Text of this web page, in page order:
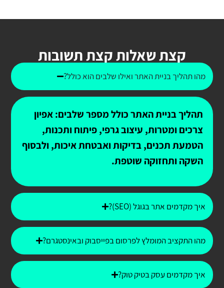
קצת שאלות קצת תשובות
מהו תהליך בניית האתר ואילו שלבים הוא כולל?
תהליך בניית האתר כולל מספר שלבים: אפיון
צרכים ומטרות, עיצוב גרפי, פיתוח ותכנות,
הטמעת תכנים, בדיקות ואבטחת איכות, ולבסוף
השקה ותחזוקה שוטפת.
איך מקדמים אתר בגוגל (SEO)?
מהו התקציב המומלץ לפרסום בפייסבוק ובאינסטגרם?
איך מקדמים עסק בטיק טוק?